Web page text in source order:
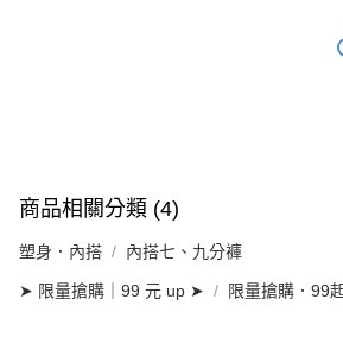
商品相關分類 (4)
塑身．內搭 內搭七、九分褲
➤ 限量搶購｜99 元 up ➤ 限量搶購．99